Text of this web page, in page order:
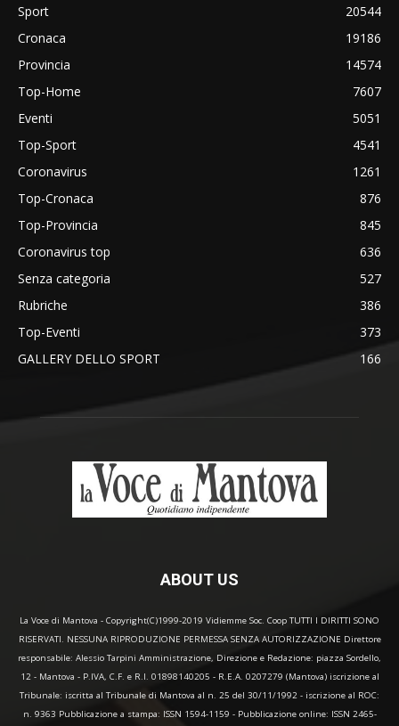
Sport
20544
Cronaca
19186
Provincia
14574
Top-Home
7607
Eventi
5051
Top-Sport
4541
Coronavirus
1261
Top-Cronaca
876
Top-Provincia
845
Coronavirus top
636
Senza categoria
527
Rubriche
386
Top-Eventi
373
GALLERY DELLO SPORT
166
ABOUT US
La Voce di Mantova - Copyright(C)1999-2019 Vidiemme Soc. Coop TUTTI I DIRITTI SONO
RISERVATI. NESSUNA RIPRODUZIONE PERMESSA SENZA AUTORIZZAZIONE Direttore
responsabile: Alessio Tarpini Amministrazione, Direzione e Redazione: piazza Sordello,
12 - Mantova - P.IVA, C.F. e R.I. 01898140205 - R.E.A. 0207279 (Mantova) iscrizione al
Tribunale: iscritta al Tribunale di Mantova al n. 25 del 30/11/1992 - iscrizione al ROC:
n. 9363 Pubblicazione a stampa: ISSN 1594-1159 - Pubblicazione online: ISSN 2465-